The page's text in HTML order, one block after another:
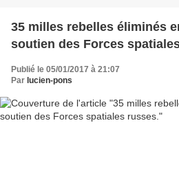
35 milles rebelles éliminés
soutien des Forces
Publié le 05/01/2017 à 21:07
Par lucien-pons